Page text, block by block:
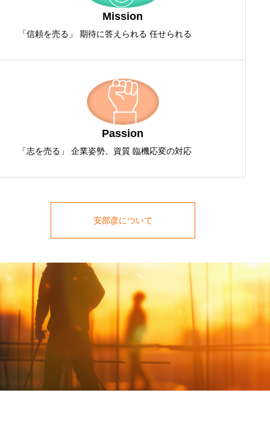
Mission
「信頼を売る」 期待に答えられる 任せられる
Passion
「志を売る」 企業姿勢、資質 臨機応変の対応
安部彦について